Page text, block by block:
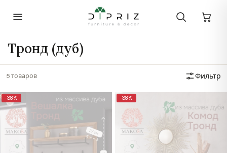
Тронд (дуб)
Фильтр
5 товаров
-38% -38%